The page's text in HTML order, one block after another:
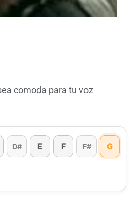
comoda para tu voz
D# E F F# G